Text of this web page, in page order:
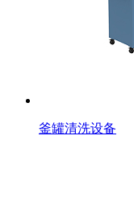
釜罐清洗设备